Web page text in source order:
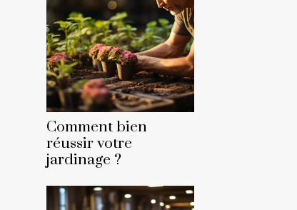
Comment bien
réussir votre
jardinage ?